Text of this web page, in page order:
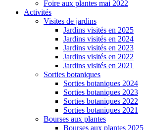
Foire aux plantes mai 2022
Activités
Visites de jardins
Jardins visités en 2025
Jardins visités en 2024
Jardins visités en 2023
Jardins visités en 2022
Jardins visités en 2021
Sorties botaniques
Sorties botaniques 2024
Sorties botaniques 2023
Sorties botaniques 2022
Sorties botaniques 2021
Bourses aux plantes
Bourses aux plantes 2025